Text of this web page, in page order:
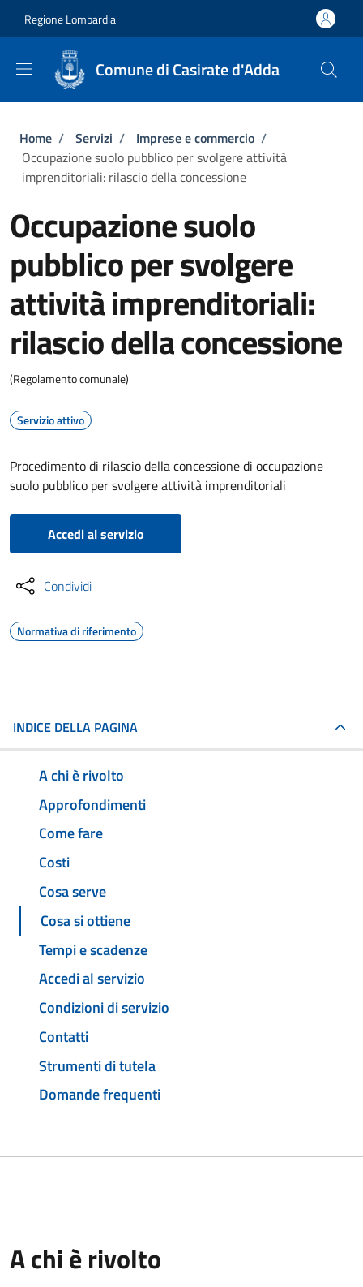
Regione Lombardia
Comune di Casirate d'Adda
Briciole di pane
Home / Servizi / Imprese e commercio /
Occupazione suolo pubblico per svolgere attività
imprenditoriali: rilascio della concessione
Occupazione suolo
pubblico per svolgere
attività imprenditoriali:
rilascio della concessione
(Regolamento comunale)
Servizio attivo
Procedimento di rilascio della concessione di occupazione
suolo pubblico per svolgere attività imprenditoriali
Accedi al servizio
Condividi
Normativa di riferimento
INDICE DELLA PAGINA
A chi è rivolto
Approfondimenti
Come fare
Costi
Cosa serve
Cosa si ottiene
Tempi e scadenze
Accedi al servizio
Condizioni di servizio
Contatti
Strumenti di tutela
Domande frequenti
A chi è rivolto